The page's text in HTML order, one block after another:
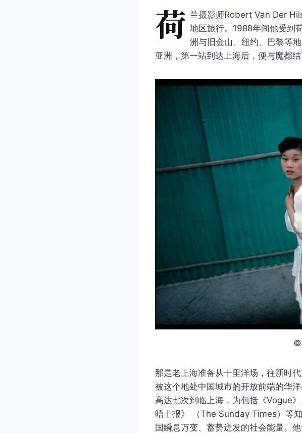
荷 兰摄影师Robert Van Der
地区旅行。1988年间他受到
洲与旧金山、纽约、巴黎等
亚洲，第一站到达上海后，便与魔都结
©
那是老上海准备从十里洋场，往新时
被这个地处中国城市的开放前端的华
高达七次到临上海，为包括《Vogue
晤士报》 （The Sunday Times）等
国瞬息万变、蓄势迸发的社会能量。